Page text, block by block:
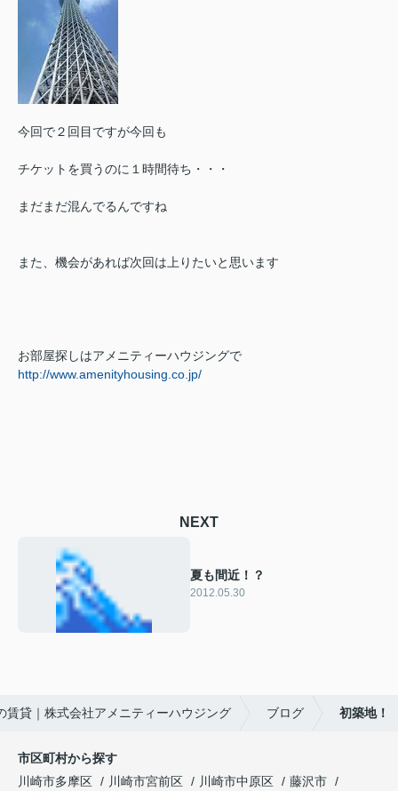
今回で２回目ですが今回も
チケットを買うのに１時間待ち・・・
まだまだ混んでるんですね
また、機会があれば次回は上りたいと思います
お部屋探しはアメニティーハウジングで
http://www.amenityhousing.co.jp/
NEXT
夏も間近！？
2012.05.30
賃貸｜株式会社アメニティーハウジング ブログ 初築地！
市区町村から探す
川崎市多摩区
川崎市宮前区 川崎市中原区
藤沢市